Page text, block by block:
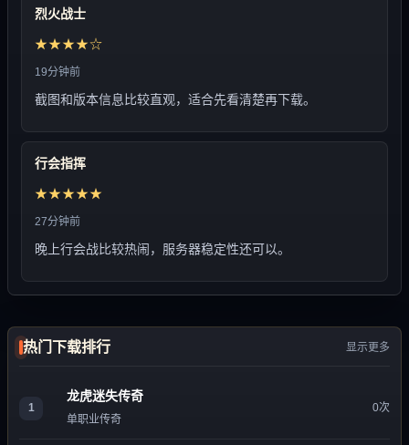
烈火战士
★★★★☆
19分钟前
截图和版本信息比较直观，适合先看清楚再下载。
行会指挥
★★★★★
27分钟前
晚上行会战比较热闹，服务器稳定性还可以。
热门下载排行 显示更多
1
龙虎迷失传奇
单职业传奇
0次